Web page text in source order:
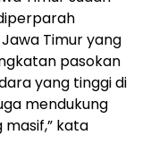
Timur yang
pasokan
yang tinggi di
mendukung
kata